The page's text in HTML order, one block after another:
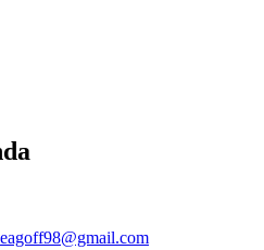
eagoff98@gmail.com